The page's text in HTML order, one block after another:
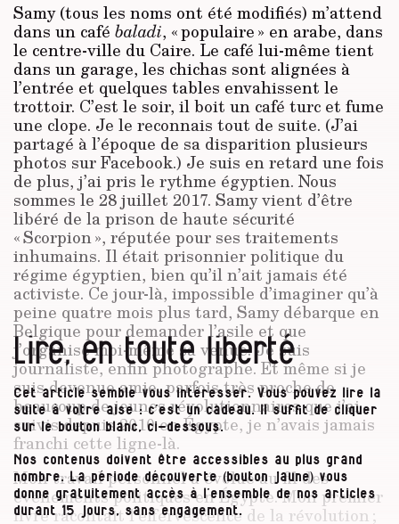
Samy (tous les noms ont été modifiés) m’attend
dans un café baladi, « populaire » en arabe, dans
le centre-ville du Caire. Le café lui-même tient
dans un garage, les chichas sont alignées à
l’entrée et quelques tables envahissent le
trottoir. C’est le soir, il boit un café turc et fume
une clope. Je le reconnais tout de suite. (J’ai
partagé à l’époque de sa disparition plusieurs
photos sur Facebook.) Je suis en retard une fois
de plus, j’ai pris le rythme égyptien. Nous
sommes le 28 juillet 2017. Samy vient d’être
libéré de la prison de haute sécurité
« Scorpion », réputée pour ses traitements
inhumains. Il était prisonnier politique du
régime égyptien, bien qu’il n’ait jamais été
activiste. Ce jour-là, impossible d’imaginer qu’à
peine quatre mois plus tard, Samy débarque en
Belgique pour demander l’asile et que
j’organise moi-même sa venue. Je suis
journaliste, enfin photographe. Et même si je
suis devenue amie, parfois très proche de
beaucoup de jeunes révolutionnaires que j’ai
suivis depuis 2010 en Égypte, je n’avais jamais
franchi cette ligne-là.
Mon travail personnel a évolué au fil des
événements politiques en Égypte. Mon premier
livre racontait l’effervescence de la révolution ;
Lire, en toute liberté
Cet article semble vous intéresser. Vous pouvez lire la
suite à votre aise : c’est un cadeau. Il suffit de cliquer
sur le bouton blanc, ci-dessous.
Nos contenus doivent être accessibles au plus grand
nombre. La période découverte (bouton jaune) vous
donne gratuitement accès à l’ensemble de nos articles
durant 15 jours, sans engagement.